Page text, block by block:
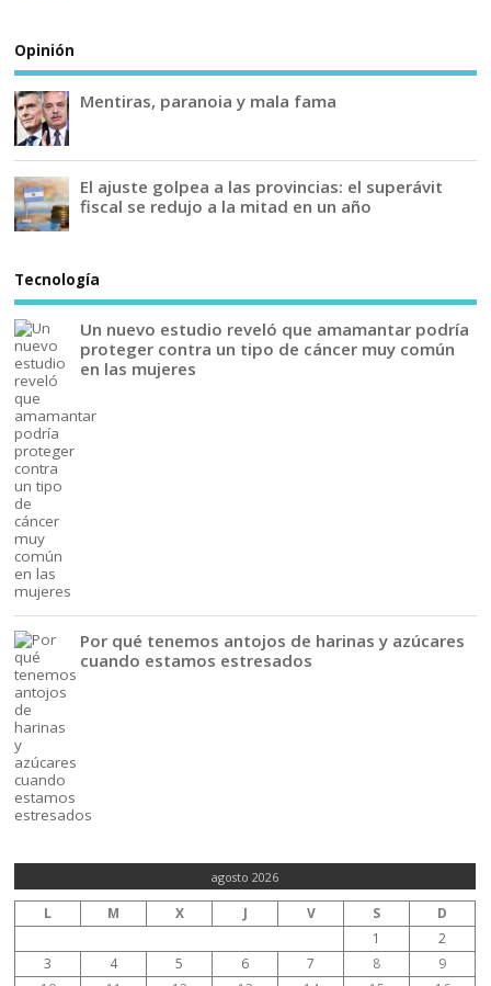
Opinión
Mentiras, paranoia y mala fama
El ajuste golpea a las provincias: el superávit
fiscal se redujo a la mitad en un año
Tecnología
Un nuevo estudio reveló que amamantar podría
proteger contra un tipo de cáncer muy común
en las mujeres
Por qué tenemos antojos de harinas y azúcares
cuando estamos estresados
agosto 2026
L M X J V S
D
1
2
3
4 5 6 7 8
9